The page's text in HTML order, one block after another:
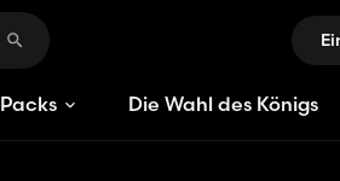
Packs Die Wahl des Königs